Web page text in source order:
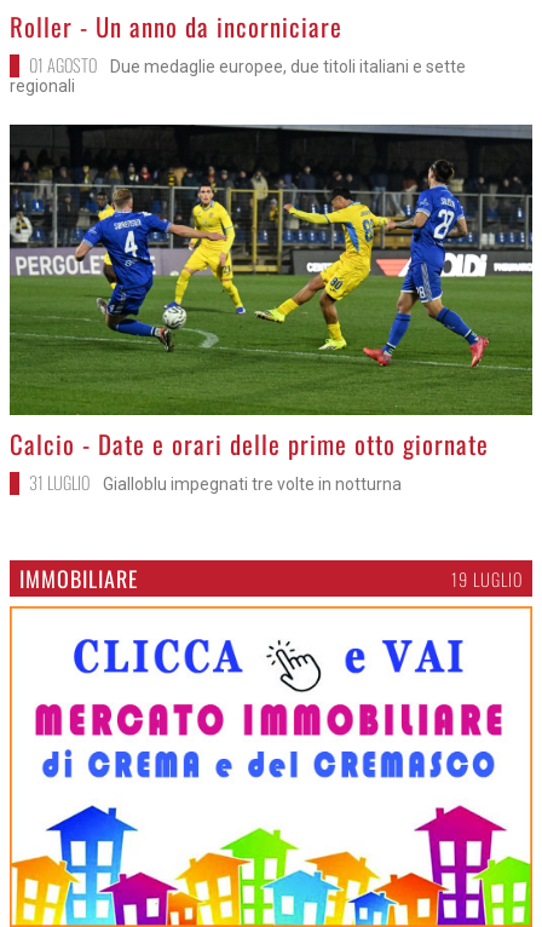
>
Roller - Un anno da incorniciare
01 AGOSTO
Due medaglie europee, due titoli italiani e sette
regionali
>
Calcio - Date e orari delle prime otto giornate
31 LUGLIO Gialloblu impegnati tre volte in notturna
IMMOBILIARE 19 LUGLIO